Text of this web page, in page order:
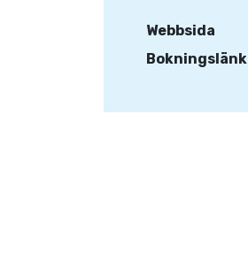
Webbsida
Bokningslänk